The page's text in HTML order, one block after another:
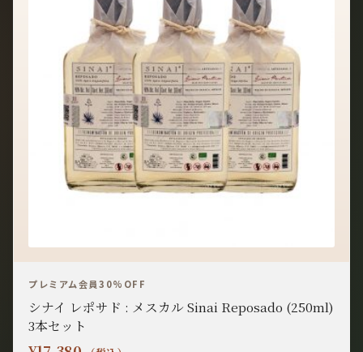
プレミアム会員30%OFF
シナイ レポサド : メスカル Sinai Reposado (250ml)
3本セット